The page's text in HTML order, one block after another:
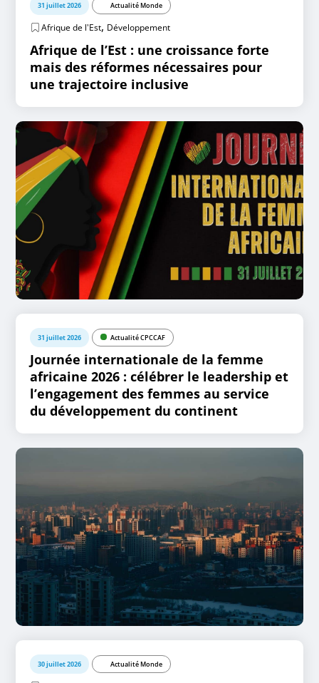
31 juillet 2026 Actualité Monde
Afrique de l'Est, Développement
Afrique de l’Est : une croissance forte
mais des réformes nécessaires pour
une trajectoire inclusive
31 juillet 2026 Actualité CPCCAF
Journée internationale de la femme
africaine 2026 : célébrer le leadership et
l’engagement des femmes au service
du développement du continent
30 juillet 2026 Actualité Monde